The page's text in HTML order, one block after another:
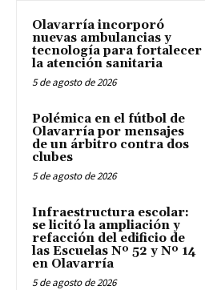
Olavarría incorporó
nuevas ambulancias y
tecnología para fortalecer
la atención sanitaria
5 de agosto de 2026
Polémica en el fútbol de
Olavarría por mensajes
de un árbitro contra dos
clubes
5 de agosto de 2026
Infraestructura escolar:
se licitó la ampliación y
refacción del edificio de
las Escuelas Nº 52 y Nº 14
en Olavarría
5 de agosto de 2026